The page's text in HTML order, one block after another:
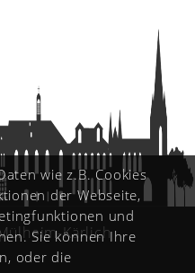
Kärlich
wie z.B. Cookies
der Webseite,
und
Sie können Ihre
oder die